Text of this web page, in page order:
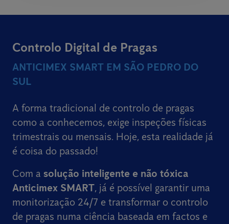
Controlo Digital de Pragas
ANTICIMEX SMART EM SÃO PEDRO DO
SUL
A forma tradicional de controlo de pragas
como a conhecemos, exige inspeções físicas
trimestrais ou mensais. Hoje, esta realidade já
é coisa do passado!
Com a solução inteligente e não tóxica
Anticimex SMART, já é possível garantir uma
monitorização 24/7 e transformar o controlo
de pragas numa ciência baseada em factos e